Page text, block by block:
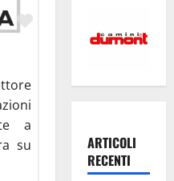
Preferito
a
su
ARTICOLI
RECENTI